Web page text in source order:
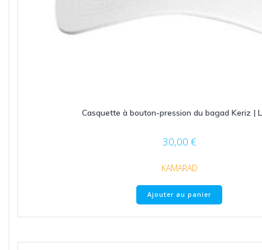
Casquette à bouton-pression du bagad Keriz |
30,00 €
KAMARAD
Ajouter au panier